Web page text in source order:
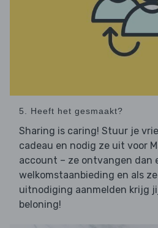
5. Heeft het gesmaakt?
Sharing is caring! Stuur je
cadeau en nodig ze uit voor
account – ze ontvangen dan
welkomstaanbieding en als
uitnodiging aanmelden krijg
beloning!